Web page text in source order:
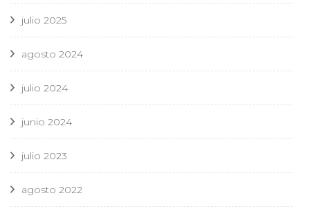
julio 2025
agosto 2024
julio 2024
junio 2024
julio 2023
agosto 2022